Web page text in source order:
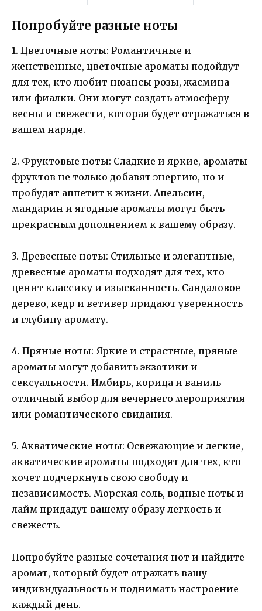
Попробуйте разные ноты
1. Цветочные ноты: Романтичные и
женственные, цветочные ароматы подойдут
для тех, кто любит нюансы розы, жасмина
или фиалки. Они могут создать атмосферу
весны и свежести, которая будет отражаться в
вашем наряде.
2. Фруктовые ноты: Сладкие и яркие, ароматы
фруктов не только добавят энергию, но и
пробудят аппетит к жизни. Апельсин,
мандарин и ягодные ароматы могут быть
прекрасным дополнением к вашему образу.
3. Древесные ноты: Стильные и элегантные,
древесные ароматы подходят для тех, кто
ценит классику и изысканность. Сандаловое
дерево, кедр и ветивер придают уверенность
и глубину аромату.
4. Пряные ноты: Яркие и страстные, пряные
ароматы могут добавить экзотики и
сексуальности. Имбирь, корица и ваниль —
отличный выбор для вечернего мероприятия
или романтического свидания.
5. Акватические ноты: Освежающие и легкие,
акватические ароматы подходят для тех, кто
хочет подчеркнуть свою свободу и
независимость. Морская соль, водные ноты и
лайм придадут вашему образу легкость и
свежесть.
Попробуйте разные сочетания нот и найдите
аромат, который будет отражать вашу
индивидуальность и поднимать настроение
каждый день.